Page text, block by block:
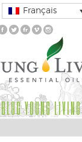
Français
BLOG YOUNG LIVING